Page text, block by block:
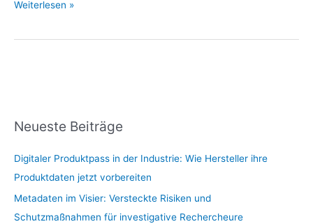
Weiterlesen »
Neueste Beiträge
Digitaler Produktpass in der Industrie: Wie Hersteller ihre
Produktdaten jetzt vorbereiten
Metadaten im Visier: Versteckte Risiken und
Schutzmaßnahmen für investigative Rechercheure